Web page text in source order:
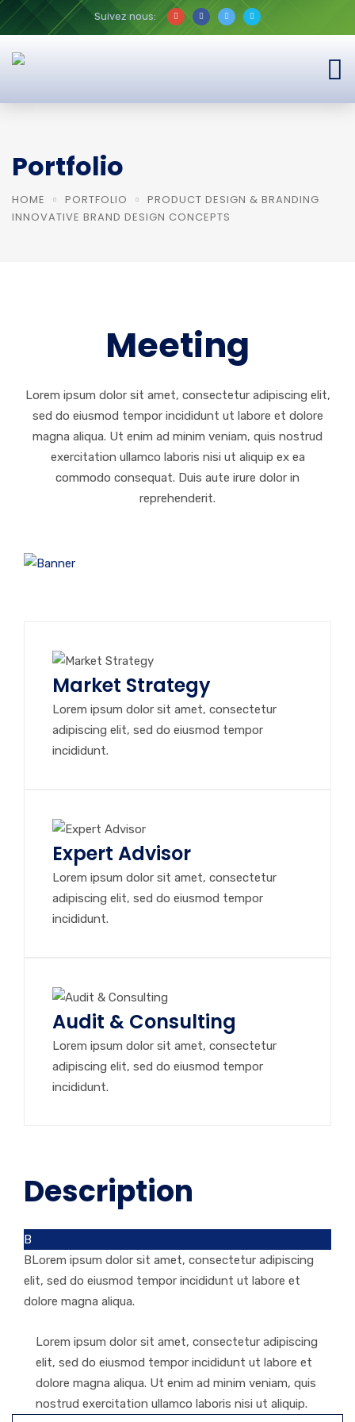
Suivez nous:
Portfolio
HOME PORTFOLIO
PRODUCT DESIGN & BRANDING
INNOVATIVE BRAND DESIGN CONCEPTS
Meeting
Lorem ipsum dolor sit amet, consectetur adipiscing elit,
sed do eiusmod tempor incididunt ut labore et dolore
magna aliqua. Ut enim ad minim veniam, quis nostrud
exercitation ullamco laboris nisi ut aliquip ex ea
commodo consequat. Duis aute irure dolor in
reprehenderit.
Market Strategy
Lorem ipsum dolor sit amet, consectetur
adipiscing elit, sed do eiusmod tempor
incididunt.
Expert Advisor
Lorem ipsum dolor sit amet, consectetur
adipiscing elit, sed do eiusmod tempor
incididunt.
Audit & Consulting
Lorem ipsum dolor sit amet, consectetur
adipiscing elit, sed do eiusmod tempor
incididunt.
Description
B
BLorem ipsum dolor sit amet, consectetur adipiscing
elit, sed do eiusmod tempor incididunt ut labore et
dolore magna aliqua.
Lorem ipsum dolor sit amet, consectetur adipiscing
elit, sed do eiusmod tempor incididunt ut labore et
dolore magna aliqua. Ut enim ad minim veniam, quis
nostrud exercitation ullamco laboris nisi ut aliquip.